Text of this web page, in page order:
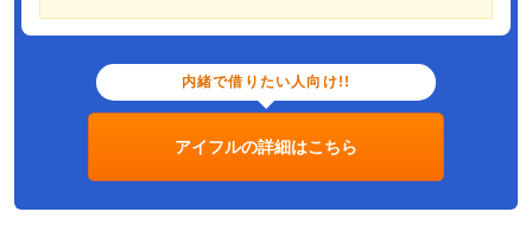
内緒で借りたい人向け!!
アイフルの詳細はこちら